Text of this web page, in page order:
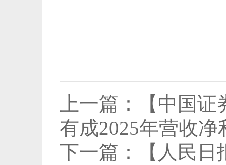
上一篇：
【中国
有成2025年营收
下一篇：
【人民